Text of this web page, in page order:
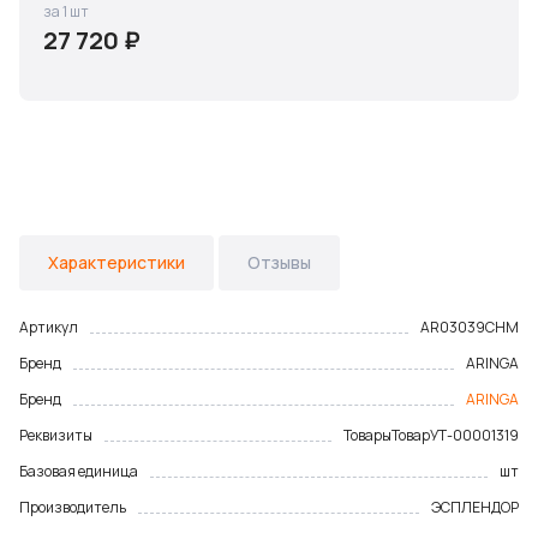
27 720 ₽
за 1 шт
Характеристики Отзывы
Артикул
AR03039CHM
Бренд
ARINGA
Бренд
ARINGA
Реквизиты
ТоварыТоварУТ-00001319
Базовая единица
шт
Производитель
ЭСПЛЕНДОР